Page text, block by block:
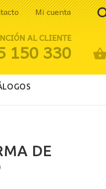
Mi cuenta
AL CLIENTE
150 330
DE